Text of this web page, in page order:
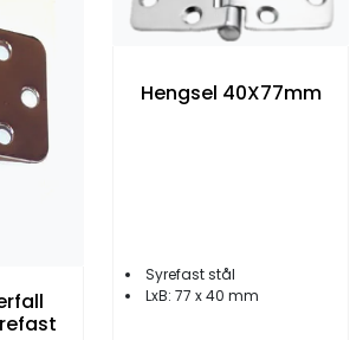
Hengsel 40X77mm
Syrefast stål
LxB: 77 x 40 mm